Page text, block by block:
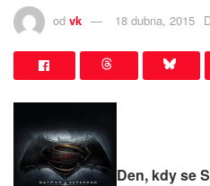
od vk 18 dubna, 2015
Den, kdy se